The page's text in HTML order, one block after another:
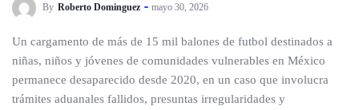
By Roberto Dominguez mayo 30, 2026
Un cargamento de más de 15 mil balones de futbol destinados a
niñas, niños y jóvenes de comunidades vulnerables en México
permanece desaparecido desde 2020, en un caso que involucra
trámites aduanales fallidos, presuntas irregularidades y